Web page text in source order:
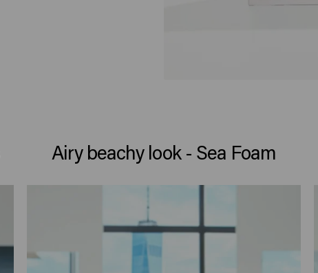
Airy beachy look - Sea Foam